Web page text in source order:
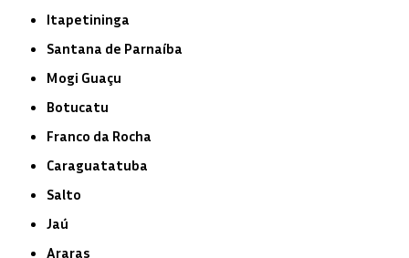
Itapetininga
Santana de Parnaíba
Mogi Guaçu
Botucatu
Franco da Rocha
Caraguatatuba
Salto
Jaú
Araras